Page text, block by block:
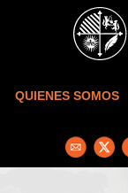
Skip to main content
QUIENES SOMOS